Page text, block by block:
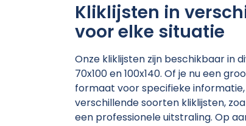
Kliklijsten in
voor elke situatie
Onze kliklijsten zijn beschikbaar in
70x100 en 100x140. Of je nu een
formaat voor specifieke
verschillende soorten kliklijsten,
een professionele uitstraling. Op